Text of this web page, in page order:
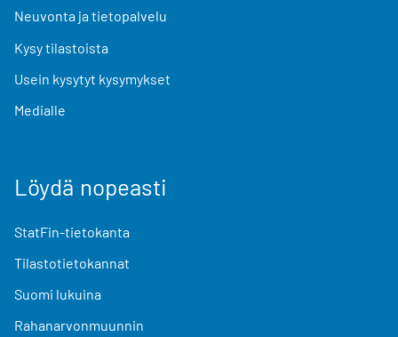
Neuvonta ja tietopalvelu
Kysy tilastoista
Usein kysytyt kysymykset
Medialle
Löydä nopeasti
StatFin-tietokanta
Tilastotietokannat
Suomi lukuina
Rahanarvonmuunnin